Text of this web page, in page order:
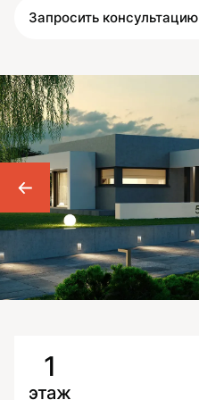
Запросить консультацию
1
этаж